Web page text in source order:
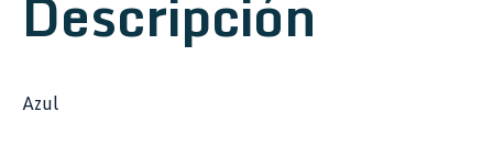
cantidad
Azul